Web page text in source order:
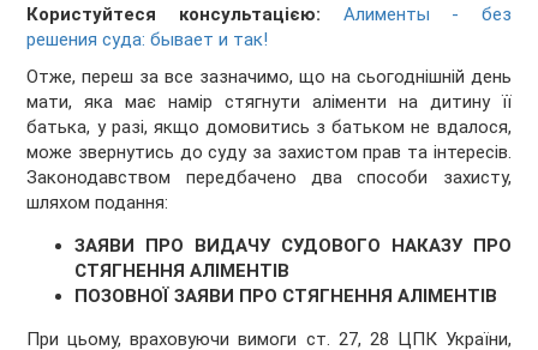
Користуйтеся консультацією: Алименты - без
решения суда: бывает и так!
Отже, переш за все зазначимо, що на сьогоднішній день
мати, яка має намір стягнути аліменти на дитину її
батька, у разі, якщо домовитись з батьком не вдалося,
може звернутись до суду за захистом прав та інтересів.
Законодавством передбачено два способи захисту,
шляхом подання:
ЗАЯВИ ПРО ВИДАЧУ СУДОВОГО НАКАЗУ ПРО
СТЯГНЕННЯ АЛІМЕНТІВ
ПОЗОВНОЇ ЗАЯВИ ПРО СТЯГНЕННЯ АЛІМЕНТІВ
При цьому, враховуючи вимоги ст. 27, 28 ЦПК України,